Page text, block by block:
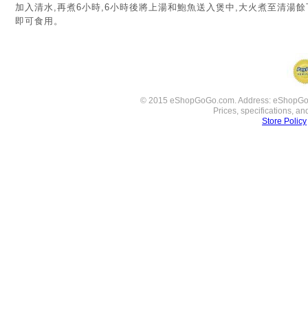
加入清水,再煮6小時,6小時後將上湯和鮑魚送入煲中,大火煮至清湯
即可食用。
© 2015 eShopGoGo.com. Address:
Prices, specifications,
Store Policy